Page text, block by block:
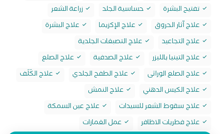
تفتيح البشرة
حساسية الجلد
زراعة الشعر
علاج آثار الحروق
علاج الإكزيما
علاج البشرة
علاج التجاعيد
علاج التصبغات الجلدية
علاج التينيا بالليزر
علاج الصدفية
علاج الصلع
علاج الصلع الوراثى
علاج الطفح الجلدي
علاج الكَلَف
علاج الكيس الدهني
علاج النمش
علاج سقوط الشعر للسيدات
علاج عين السمكة
علاج فطريات الاظافر
عمل الغمازات